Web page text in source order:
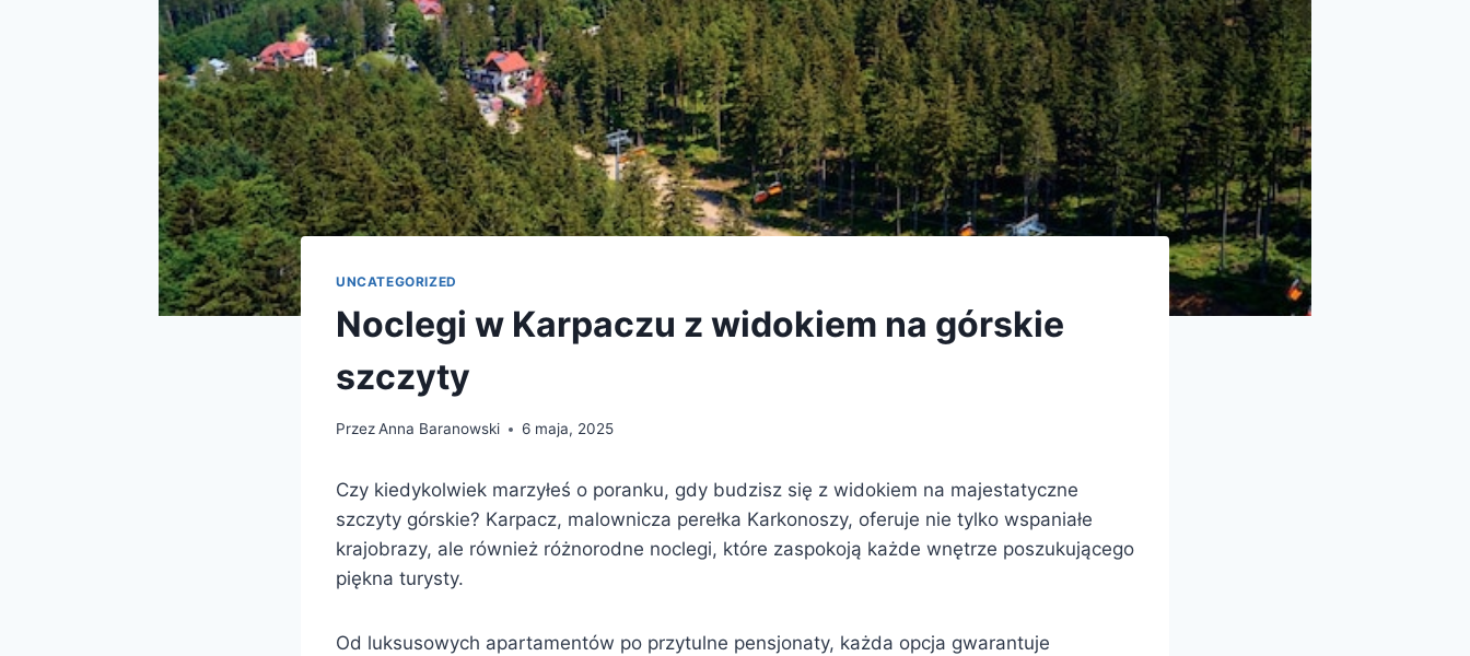
UNCATEGORIZED
Noclegi w Karpaczu z widokiem na górskie
szczyty
PrzezAnna Baranowski 6 maja, 2025
Czy kiedykolwiek marzyłeś o poranku, gdy budzisz się z widokiem na majestatyczne
szczyty górskie? Karpacz, malownicza perełka Karkonoszy, oferuje nie tylko wspaniałe
krajobrazy, ale również różnorodne noclegi, które zaspokoją każde wnętrze poszukującego
piękna turysty.
Od luksusowych apartamentów po przytulne pensjonaty, każda opcja gwarantuje